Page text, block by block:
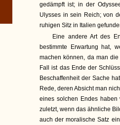
gedämpft ist; in der
Ulysses in sein Reich; von
ruhigen Sitz in Italien
Eine andere Art des
bestimmte Erwartung hat,
machen können, da man
Fall ist das Ende der
Beschaffenheit der Sache
Rede, deren Absicht man
eines solchen Endes
zuletzt, wenn das ähnliche
auch der moralische Satz